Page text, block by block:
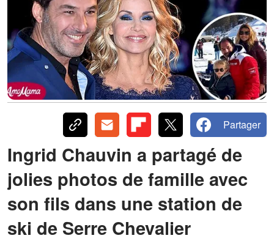
Partager
Ingrid Chauvin a partagé de
jolies photos de famille avec
son fils dans une station de
ski de Serre Chevalier